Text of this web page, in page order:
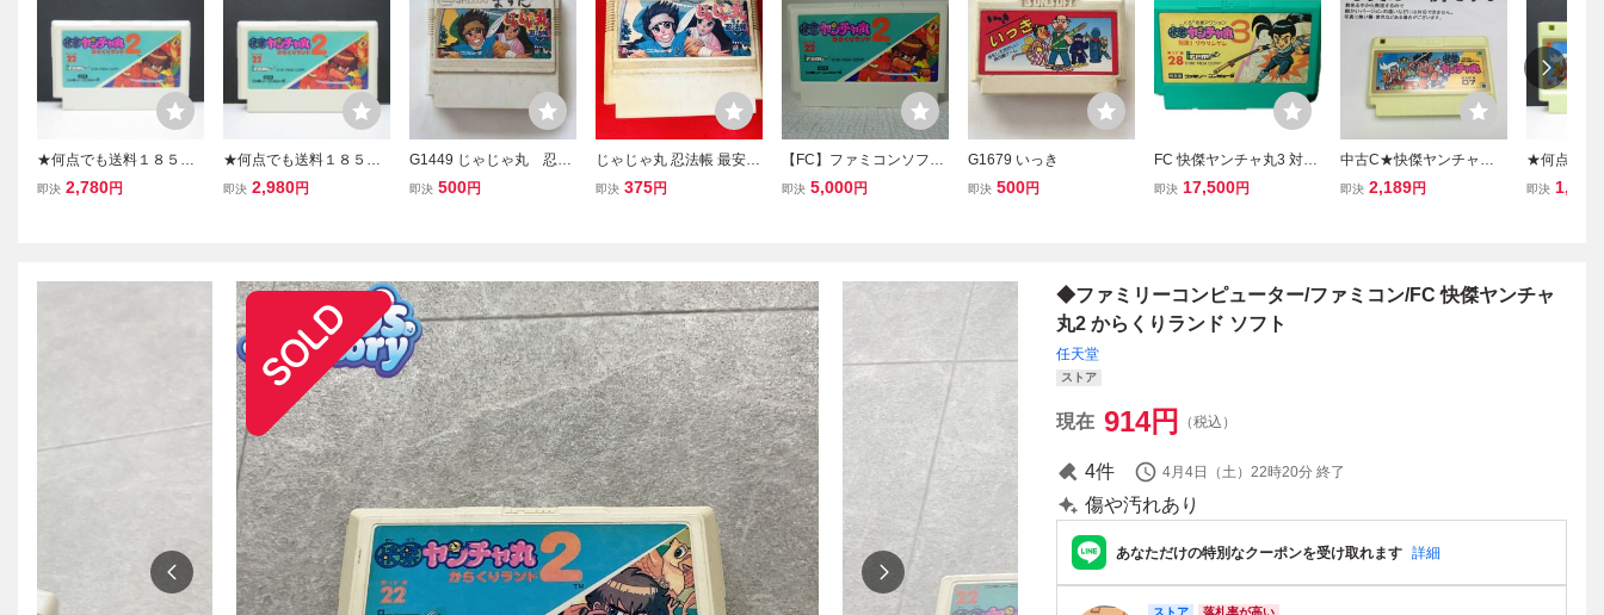
★何点でも送料１８５円
★ 快傑ヤンチャ丸2 から
即決 2,780円
★何点でも送料１８５円
★ 快傑ヤンチャ丸2 から
即決 2,980円
G1449 じゃじゃ丸 忍法
帳
即決 500円
じゃじゃ丸 忍法帳 最安販
売！ １円スタート 商品説
即決 375円
【FC】ファミコンソフト/
怪傑ヤンチャ丸2 から
即決 5,000円
G1679 いっき
即決 500円
FC 快傑ヤンチャ丸3 対決!
ゾウリンゲン ファミコン
即決 17,500円
中古C★快傑ヤンチャ丸
★ファミコンソフト
即決 2,189円
★何点でも
★ 快傑ヤン
即決 1,480
◆ファミリーコンピューター/ファミコン/FC 快傑ヤンチャ
丸2 からくりランド ソフト
任天堂
ストア
現在 914円 （税込）
4件 4月4日（土）22時20分 終了
傷や汚れあり
あなただけの特別なクーポンを受け取れます 詳細
ストア 落札率が高い